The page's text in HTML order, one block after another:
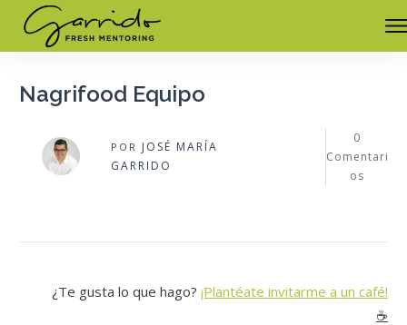
Nagrifood Equipo
POR JOSÉ MARÍA
GARRIDO
0
Comentari
os
¿Te gusta lo que hago? ¡Plantéate invitarme a un café!
☕️